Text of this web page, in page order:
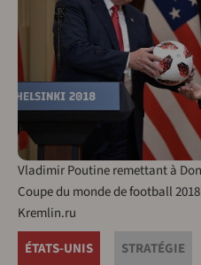
Vladimir Poutine remettant à
Coupe du monde de football
Kremlin.ru
ÉTATS-UNIS
STRATÉGIE